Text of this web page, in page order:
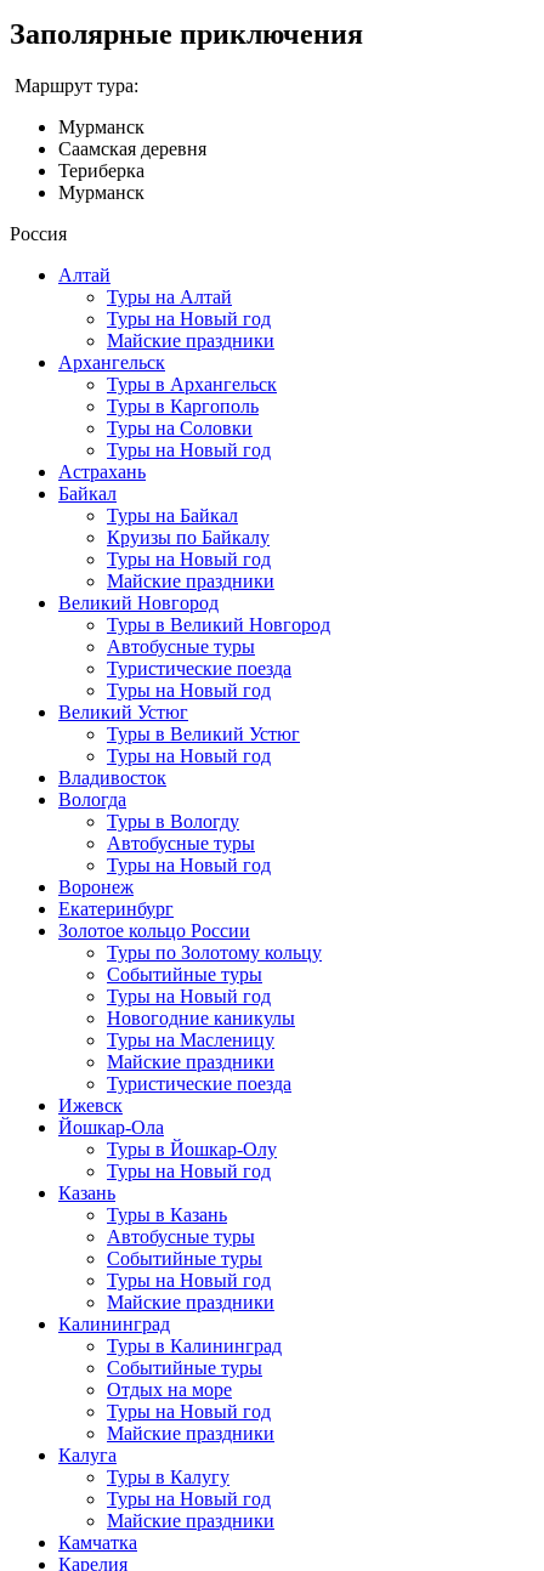
Заполярные приключения
Маршрут тура:
Мурманск
Саамская деревня
Териберка
Мурманск
Россия
Алтай
Туры на Алтай
Туры на Новый год
Майские праздники
Архангельск
Туры в Архангельск
Туры в Каргополь
Туры на Соловки
Туры на Новый год
Астрахань
Байкал
Туры на Байкал
Круизы по Байкалу
Туры на Новый год
Майские праздники
Великий Новгород
Туры в Великий Новгород
Автобусные туры
Туристические поезда
Туры на Новый год
Великий Устюг
Туры в Великий Устюг
Туры на Новый год
Владивосток
Вологда
Туры в Вологду
Автобусные туры
Туры на Новый год
Воронеж
Екатеринбург
Золотое кольцо России
Туры по Золотому кольцу
Событийные туры
Туры на Новый год
Новогодние каникулы
Туры на Масленицу
Майские праздники
Туристические поезда
Ижевск
Йошкар-Ола
Туры в Йошкар-Олу
Туры на Новый год
Казань
Туры в Казань
Автобусные туры
Событийные туры
Туры на Новый год
Майские праздники
Калининград
Туры в Калининград
Событийные туры
Отдых на море
Туры на Новый год
Майские праздники
Калуга
Туры в Калугу
Туры на Новый год
Майские праздники
Камчатка
Карелия